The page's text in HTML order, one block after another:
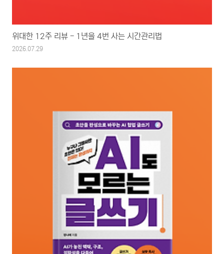
위대한 12주 리뷰 - 1년을 4번 사는 시간관리법
2026.07.29